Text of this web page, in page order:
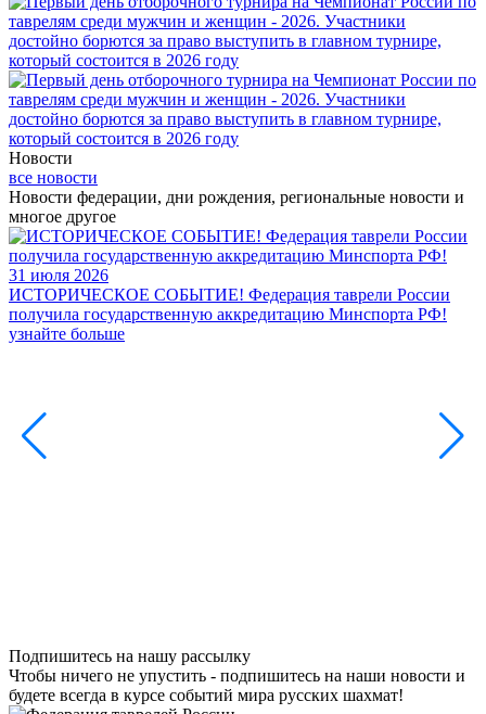
Новости
все новости
Новости федерации, дни рождения, региональные новости и
многое другое
31 июля 2026
ИСТОРИЧЕСКОЕ СОБЫТИЕ! Федерация таврели России
получила государственную аккредитацию Минспорта РФ!
узнайте больше
Подпишитесь на нашу рассылку
Чтобы ничего не упустить - подпишитесь на наши новости и
будете всегда в курсе событий мира русских шахмат!